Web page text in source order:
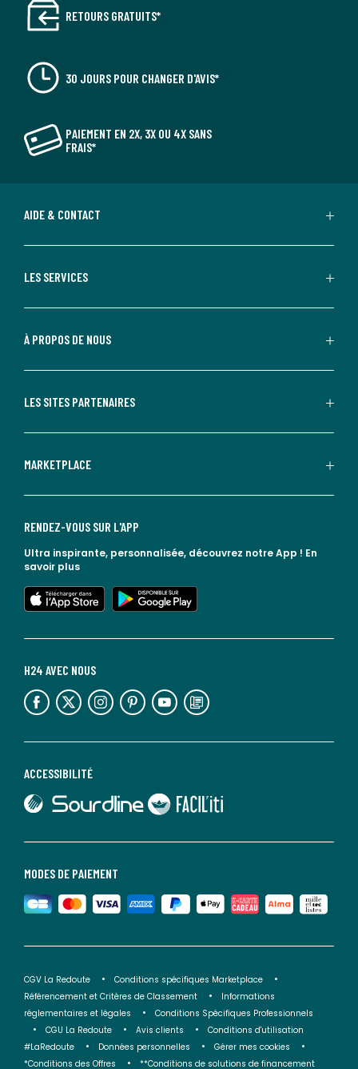
RETOURS GRATUITS*
30 JOURS POUR CHANGER D'AVIS*
PAIEMENT EN 2X, 3X OU 4X SANS
FRAIS*
AIDE & CONTACT
LES SERVICES
À PROPOS DE NOUS
LES SITES PARTENAIRES
MARKETPLACE
MODES DE PAIEMENT
ACCESSIBILITÉ
lien vers Sourdline
lien vers Faciliti
H24 AVEC NOUS
lien vers l'espace réseaux sociaux lien vers l'espace réseaux sociaux lien vers l'espace réseaux sociaux lien vers l'espace réseaux sociaux lien vers l'espace réseaux sociaux lien vers le blog la redoute
RENDEZ-VOUS SUR L'APP
Ultra inspirante, personnalisée, découvrez notre App ! En
savoir plus
lien vers l'app store
lien vers google play
CGV La Redoute
Conditions spécifiques Marketplace
Référencement et Critères de Classement
Informations
réglementaires et légales
Conditions Spécifiques Professionnels
CGU La Redoute
Avis clients
Conditions d'utilisation
#LaRedoute
Données personnelles
Gérer mes cookies
*Conditions des Offres
**Conditions de solutions de financement